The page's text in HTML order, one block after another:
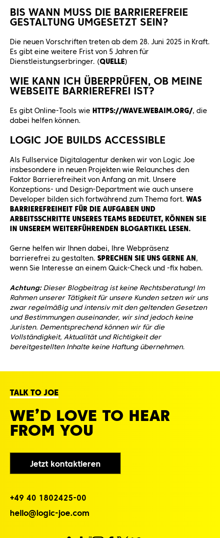
BIS WANN MUSS DIE BARRIEREFREIE
GESTALTUNG UMGESETZT SEIN?
Die neuen Vorschriften treten ab dem 28. Juni 2025 in Kraft.
Es gibt eine weitere Frist von 5 Jahren für
Dienstleistungserbringer. (QUELLE)
WIE KANN ICH ÜBERPRÜFEN, OB MEINE
WEBSEITE BARRIEREFREI IST?
Es gibt Online-Tools wie HTTPS://WAVE.WEBAIM.ORG/, die
dabei helfen können.
LOGIC JOE BUILDS ACCESSIBLE
Als Fullservice Digitalagentur denken wir von Logic Joe
insbesondere in neuen Projekten wie Relaunches den
Faktor Barrierefreiheit von Anfang an mit. Unsere
Konzeptions- und Design-Department wie auch unsere
Developer bilden sich fortwährend zum Thema fort. WAS
BARRIEREFREIHEIT FÜR DIE AUFGABEN UND
ARBEITSSCHRITTE UNSERES TEAMS BEDEUTET, KÖNNEN SIE
IN UNSEREM WEITERFÜHRENDEN BLOGARTIKEL LESEN.
Gerne helfen wir Ihnen dabei, Ihre Webpräsenz
barrierefrei zu gestalten. SPRECHEN SIE UNS GERNE AN,
wenn Sie Interesse an einem Quick-Check und -fix haben.
Achtung:Dieser Blogbeitrag ist keine Rechtsberatung! Im
Rahmen unserer Tätigkeit für unsere Kunden setzen wir uns
zwar regelmäßig und intensiv mit den geltenden Gesetzen
und Bestimmungen auseinander, wir sind jedoch keine
Juristen. Dementsprechend können wir für die
Vollständigkeit, Aktualität und Richtigkeit der
bereitgestellten Inhalte keine Haftung übernehmen.
TALK TO JOE
WE’D LOVE TO HEAR
FROM YOU
Jetzt kontaktieren
+4‌9‌ 4‌0‌ 1‌8‌0‌2‌4‌2‌5‌-0‌0‌
h‌e‌l‌l‌o‌@l‌o‌g‌i‌c‌-j‌o‌e‌.c‌o‌m‌